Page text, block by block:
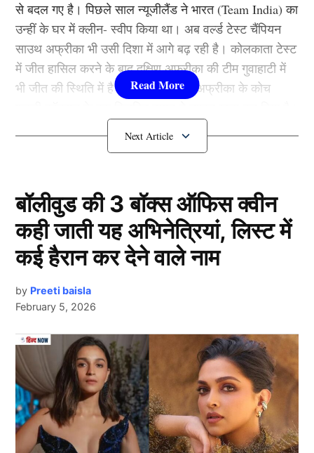
से बदल गए है। पिछले साल न्यूजीलैंड ने भारत (Team India) का
उन्हीं के घर में क्लीन- स्वीप किया था। अब वर्ल्ड टेस्ट चैंपियन
साउथ अफ्रीका भी उसी दिशा में आगे बढ़ रही है। कोलकाता टेस्ट
में जीत हासिल करने के बाद दक्षिण अफ्रीका की टीम गुवाहाटी में
भी जीत की स्थिति में है। इसी बीच साउथ अफ्रीका के कोच
Team India को लेकर साउथ अफ्रीका के
Team India
दरअसल गुवाहाटी में खेले जा रहे दूसरे टेस्ट के चौथे दिन साउथ
अफ्रीका ने अपनी दूसरी पारी 260 रन पर घोषित करते हुए टीम
इंडिया (Team India) के सामने 549 रन का विशाल लक्ष्य रख
Next Article
बॉलीवुड की 3 बॉक्स ऑफिस क्वीन
कही जाती यह अभिनेत्रियां, लिस्ट में
कई हैरान कर देने वाले नाम
by Preeti baisla
February 5, 2026